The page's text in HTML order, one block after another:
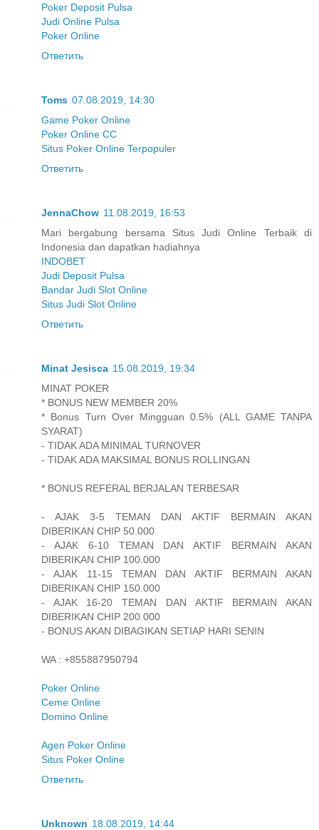
Poker Deposit Pulsa
Judi Online Pulsa
Poker Online
Ответить
Toms 07.08.2019, 14:30
Game Poker Online
Poker Online CC
Situs Poker Online Terpopuler
Ответить
JennaChow 11.08.2019, 16:53
Mari bergabung bersama Situs Judi Online Terbaik di
Indonesia dan dapatkan hadiahnya
INDOBET
Judi Deposit Pulsa
Bandar Judi Slot Online
Situs Judi Slot Online
Ответить
Minat Jesisca 15.08.2019, 19:34
MINAT POKER
* BONUS NEW MEMBER 20%
* Bonus Turn Over Mingguan 0.5% (ALL GAME TANPA
SYARAT)
- TIDAK ADA MINIMAL TURNOVER
- TIDAK ADA MAKSIMAL BONUS ROLLINGAN
* BONUS REFERAL BERJALAN TERBESAR
- AJAK 3-5 TEMAN DAN AKTIF BERMAIN AKAN
DIBERIKAN CHIP 50.000
- AJAK 6-10 TEMAN DAN AKTIF BERMAIN AKAN
DIBERIKAN CHIP 100.000
- AJAK 11-15 TEMAN DAN AKTIF BERMAIN AKAN
DIBERIKAN CHIP 150.000
- AJAK 16-20 TEMAN DAN AKTIF BERMAIN AKAN
DIBERIKAN CHIP 200.000
- BONUS AKAN DIBAGIKAN SETIAP HARI SENIN
WA : +855887950794
Poker Online
Ceme Online
Domino Online
Agen Poker Online
Situs Poker Online
Ответить
Unknown 18.08.2019, 14:44